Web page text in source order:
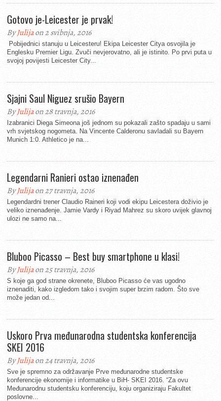
Gotovo je-Leicester je prvak!
ByJulijaon 2 svibnja, 2016
Pobijednici stanuju u Leicesteru! Ekipa Leicester Citya osvojila je
Englesku Premier Ligu. Zvuči nevjerovatno, ali je istinito. Po prvi puta u
svojoj povijesti Leicester City...
Sjajni Saul Niguez srušio Bayern
ByJulijaon 28 travnja, 2016
Izabranici Diega Simeona još jednom su pokazali zašto spadaju u sami
vrh svjetskog nogometa. Na Vincente Calderonu savladali su Bayern
Munich 1:0. Athletico je na...
Legendarni Ranieri ostao iznenađen
ByJulijaon 27 travnja, 2016
Legendardni trener Claudio Raineri koji vodi ekipu Leicestera doživio je
veliko iznenađenje. Jamie Vardy i Riyad Mahrez su skoro uvijek glavnoj
ulozi ne samo na...
Bluboo Picasso – Best buy smartphone u klasi!
ByJulijaon 25 travnja, 2016
S koje ga god strane okrenete, Bluboo Picasso će vas ugodno
iznenaditi, kako izgledom tako i svojim super brzim radom. Što sve
može jedan od...
Uskoro Prva međunarodna studentska konferencija
SKEI 2016
ByJulijaon 24 travnja, 2016
Sve je spremno za održavanje Prve međunarodne studentske
konferencije ekonomije i informatike u BiH- SKEI 2016. “Za ovu
Međunarodnu studentsku konferenciju, koju organiziraju Fakultet
poslovne...